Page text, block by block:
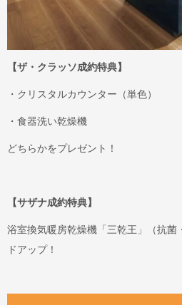
【ザ・クラッソ成約特典】
・クリスタルカウンター（単色）
・食器洗い乾燥機
どちらかをプレゼント！
【サザナ成約特典】
浴室換気暖房乾燥機「三乾王」（抗菌
ドアップ！